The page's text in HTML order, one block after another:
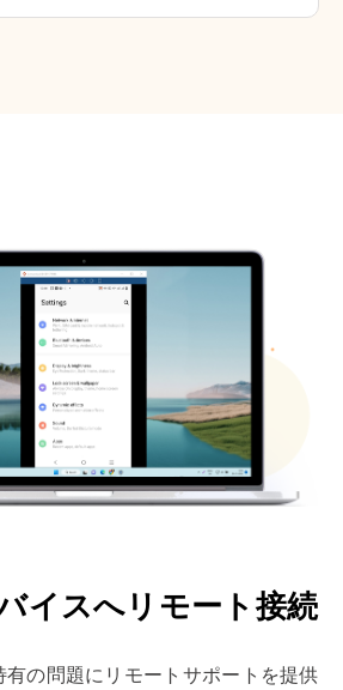
イスへリモート接続
の問題にリモートサポートを提供